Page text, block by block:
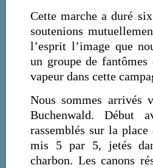
Cette marche a duré
soutenions
l’esprit l’image que
un groupe de fantômes
vapeur dans cette
Nous sommes arrivés
Buchenwald. Début
rassemblés sur la place
mis 5 par 5, jetés
charbon. Les canons